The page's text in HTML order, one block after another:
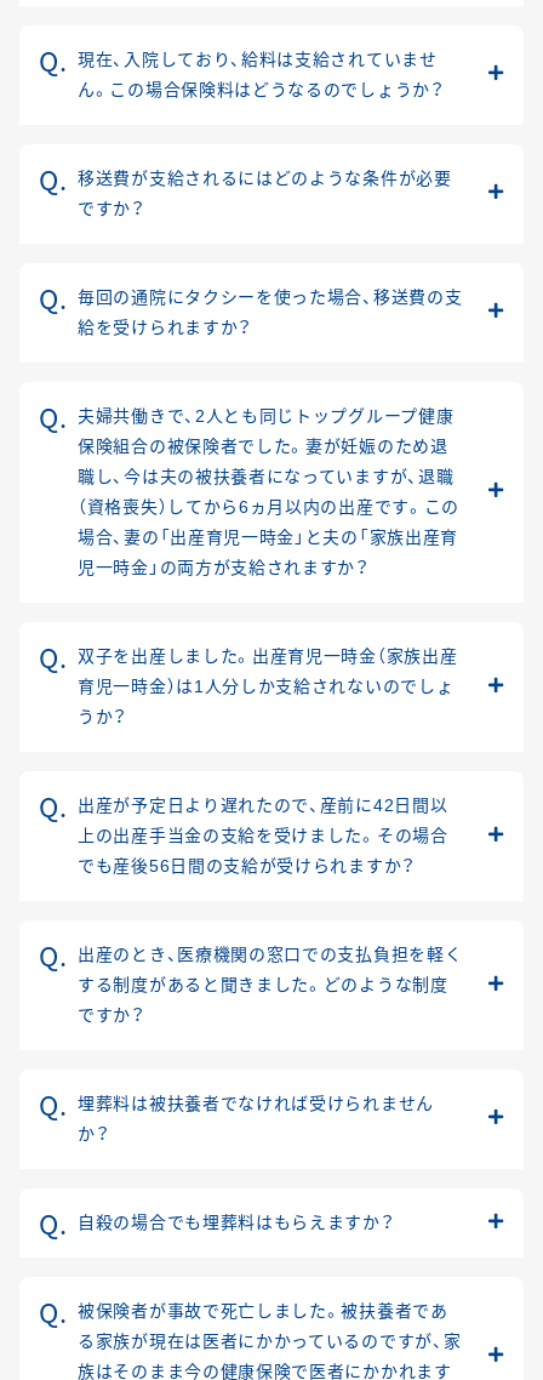
現在、入院しており、給料は支給されていませ
ん。この場合保険料はどうなるのでしょうか？
移送費が支給されるにはどのような条件が必要
ですか？
毎回の通院にタクシーを使った場合、移送費の支
給を受けられますか？
夫婦共働きで、2人とも同じトップグループ健康
保険組合の被保険者でした。妻が妊娠のため退
職し、今は夫の被扶養者になっていますが、退職
（資格喪失）してから6ヵ月以内の出産です。この
場合、妻の「出産育児一時金」と夫の「家族出産育
児一時金」の両方が支給されますか？
双子を出産しました。出産育児一時金（家族出産
育児一時金）は1人分しか支給されないのでしょ
うか？
出産が予定日より遅れたので、産前に42日間以
上の出産手当金の支給を受けました。その場合
でも産後56日間の支給が受けられますか？
出産のとき、医療機関の窓口での支払負担を軽く
する制度があると聞きました。どのような制度
ですか？
埋葬料は被扶養者でなければ受けられません
か？
自殺の場合でも埋葬料はもらえますか？
被保険者が事故で死亡しました。被扶養者であ
る家族が現在は医者にかかっているのですが、家
族はそのまま今の健康保険で医者にかかれます